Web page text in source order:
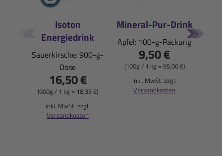
Isoton
Energiedrink
Sauerkirsche: 900-g-
Dose
16,50 €
(900g / 1 kg = 18,33 €)
inkl. MwSt. zzgl.
Versandkosten
Mineral-Pur-Drink
Apfel: 100-g-Packung
9,50 €
(100g / 1 kg = 95,00 €)
inkl. MwSt. zzgl.
Versandkosten